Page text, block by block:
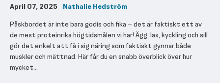
April 07, 2025
Nathalie Hedström
Påskbordet är inte bara godis och fika – det är faktiskt ett av
de mest proteinrika högtidsmålen vi har! Ägg, lax, kyckling och sill
gör det enkelt att få i sig näring som faktiskt gynnar både
muskler och mättnad. Här får du en snabb överblick över hur
mycket...